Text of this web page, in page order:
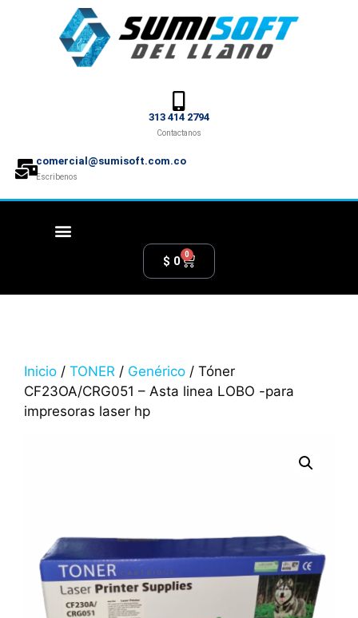
313 414 2794
Contactanos
comercial@sumisoft.com.co
Escribenos
$ 0 0
Inicio / TONER / Genérico / Tóner
CF23OA/CRG051 – Asta linea LOBO -para
impresoras laser hp